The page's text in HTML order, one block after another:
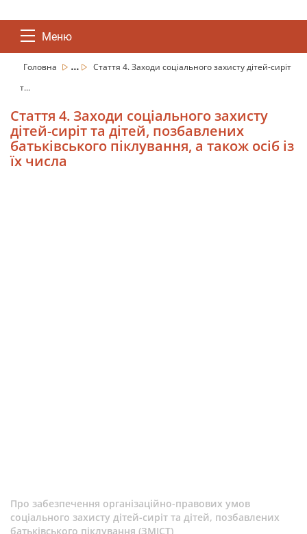
Меню
Головна ...
Стаття 4. Заходи соціального захисту дітей-сиріт
т...
Стаття 4. Заходи соціального захисту
дітей-сиріт та дітей, позбавлених
батьківського піклування, а також осіб із
їх числа
Про забезпечення організаційно-правових умов
соціального захисту дітей-сиріт та дітей, позбавлених
батьківського піклування (ЗМІСТ)